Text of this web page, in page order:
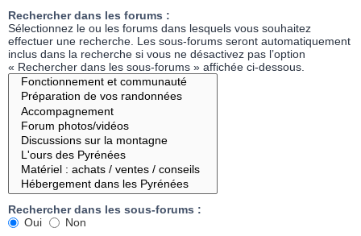
Rechercher dans les forums :
Sélectionnez le ou les forums dans lesquels vous souhaitez
effectuer une recherche. Les sous-forums seront automatiquement
inclus dans la recherche si vous ne désactivez pas l’option
« Rechercher dans les sous-forums » affichée ci-dessous.
Rechercher dans les sous-forums :
Oui
Non